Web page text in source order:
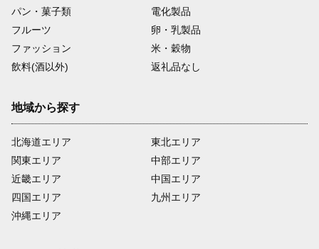
パン・菓子類
電化製品
フルーツ
卵・乳製品
ファッション
米・穀物
飲料(酒以外)
返礼品なし
地域から探す
北海道エリア
関東エリア
近畿エリア
四国エリア
沖縄エリア
東北エリア
中部エリア
中国エリア
九州エリア